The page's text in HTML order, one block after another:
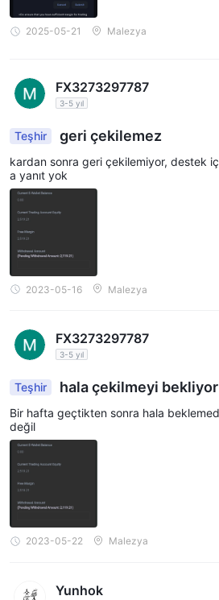
2025-05-21 Malezya
FX3273297787
3-5 yıl
Teşhir geri çekilemez
kardan sonra geri çekilemiyor, destek
a yanıt yok
2023-05-16 Malezya
FX3273297787
3-5 yıl
Teşhir hala çekilmeyi bekliyor
Bir hafta geçtikten sonra hala
değil
2023-05-22 Malezya
Yunhok